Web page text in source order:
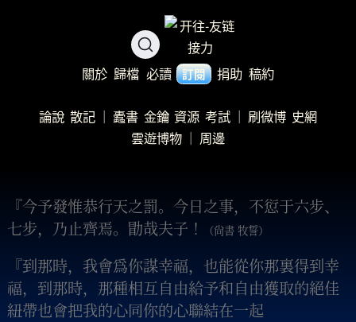
關於 歸檔 必讀 訂閱 捐助 稿約
論說 散記 ｜ 蠹書 金鑰 資源 考試 ｜ 刷微博 史網
雲遊博物 ｜ 周邊
『今予發惟恭行天之罰。今日之事，不愆于六步、
七步，乃止齊焉。勖哉夫子！
（尙書 牧誓）
『到那時，我會爲你謀幸福，也能從你那裏得到幸
福，到那時，那種相互自由給予和自由獲取的絕佳
紐帶也會把我的心同你的心聯結在一起